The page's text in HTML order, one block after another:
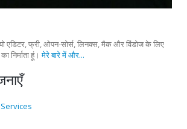
एडिटर, फ्री, ओपन-सोर्स, लिनक्स, मैक और विंडोज के लिए
निर्माता हूं।मेरे बारे में और...